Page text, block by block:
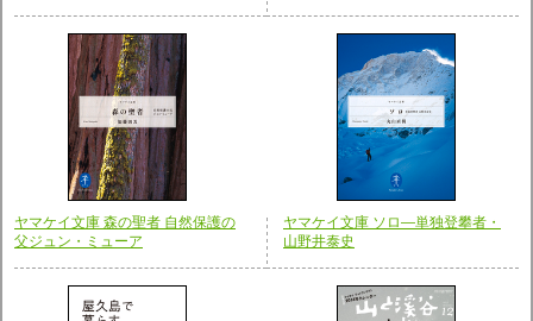
ヤマケイ文庫 森の聖者 自然保護の
父ジュン・ミューア
ヤマケイ文庫 ソロ―単独登攀者・
山野井泰史